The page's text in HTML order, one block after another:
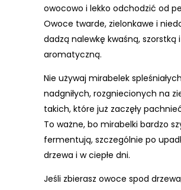
owocowo i lekko odchodzić od
Owoce twarde, zielonkawe i
dadzą nalewkę kwaśną, szorstką
aromatyczną.
Nie używaj mirabelek
nadgniłych, rozgniecionych na
takich, które już zaczęły
To ważne, bo mirabelki bardzo
fermentują, szczególnie po
drzewa i w ciepłe dni.
Jeśli zbierasz owoce spod